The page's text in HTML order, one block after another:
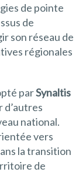
de pointe
de
son réseau de
régionales
parSynaltis
national.
vers
la transition
de